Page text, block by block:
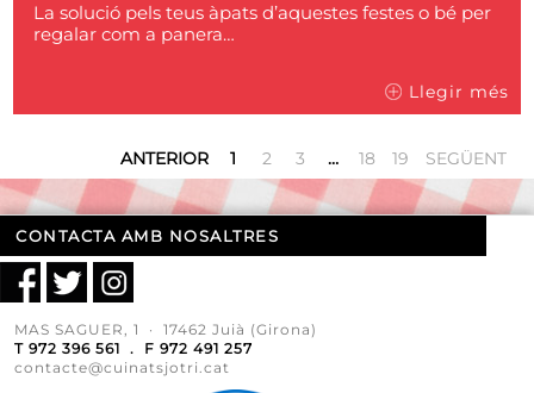
La solució pels teus àpats d’aquestes festes o bé per
regalar com a panera…
Llegir més
ANTERIOR 1 2 3 … 18 19 SEGÜENT
CONTACTA AMB NOSALTRES
MAS SAGUER, 1 · 17462 Juià (Girona)
T 972 396 561 . F 972 491 257
contacte@cuinatsjotri.cat